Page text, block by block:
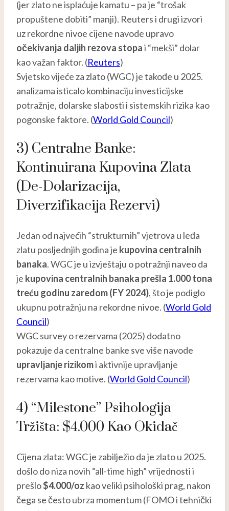
(jer zlato ne isplaćuje kamatu – pa je “trošak
propuštene dobiti” manji). Reuters i drugi izvori
uz rekordne nivoe cijene navode upravo
očekivanja daljih rezova stopai “mekši” dolar
kao važan faktor. (Reuters)
Svjetsko vijeće za zlato (WGC) je takođe u 2025.
analizama isticalo kombinaciju investicijske
potražnje, dolarske slabosti i sistemskih rizika kao
pogonske faktore. (World Gold Council)
3) Centralne Banke:
Kontinuirana Kupovina Zlata
(de-Dolarizacija,
Diverzifikacija Rezervi)
Jedan od najvećih “strukturnih” vjetrova u leđa
zlatu posljednjih godina je kupovina centralnih
banaka. WGC je u izvještaju o potražnji naveo da
je kupovina centralnih banaka prešla 1.000 tona
treću godinu zaredom (FY 2024), što je podiglo
ukupnu potražnju na rekordne nivoe. (World Gold
Council)
WGC survey o rezervama (2025) dodatno
pokazuje da centralne banke sve više navode
upravljanje rizikomi aktivnije upravljanje
rezervama kao motive. (World Gold Council)
4) “Milestone” Psihologija
Tržišta: $4.000 Kao Okidač
Cijena zlata: WGC je zabilježio da je zlato u 2025.
došlo do niza novih “all-time high” vrijednosti i
prešlo$4.000/oz kao veliki psihološki prag, nakon
čega se često ubrza momentum (FOMO i tehnički